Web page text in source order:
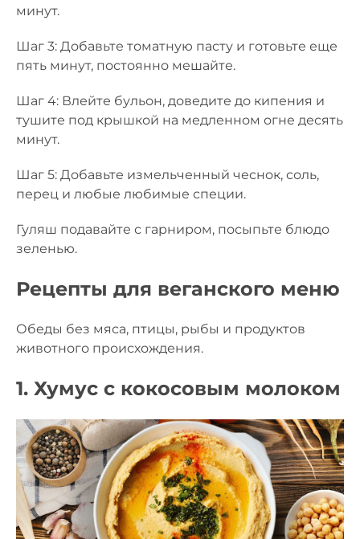
минут.
Шаг 3: Добавьте томатную пасту и готовьте еще
пять минут, постоянно мешайте.
Шаг 4: Влейте бульон, доведите до кипения и
тушите под крышкой на медленном огне десять
минут.
Шаг 5: Добавьте измельченный чеснок, соль,
перец и любые любимые специи.
Гуляш подавайте с гарниром, посыпьте блюдо
зеленью.
Рецепты для веганского меню
Обеды без мяса, птицы, рыбы и продуктов
животного происхождения.
1. Хумус с кокосовым молоком